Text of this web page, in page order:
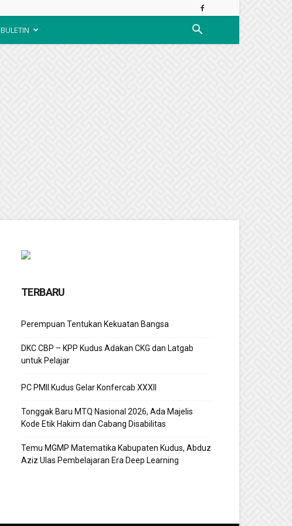
BULETIN
TERBARU
Perempuan Tentukan Kekuatan Bangsa
DKC CBP – KPP Kudus Adakan CKG dan Latgab
untuk Pelajar
PC PMII Kudus Gelar Konfercab XXXII
Tonggak Baru MTQ Nasional 2026, Ada Majelis
Kode Etik Hakim dan Cabang Disabilitas
Temu MGMP Matematika Kabupaten Kudus, Abduz
Aziz Ulas Pembelajaran Era Deep Learning